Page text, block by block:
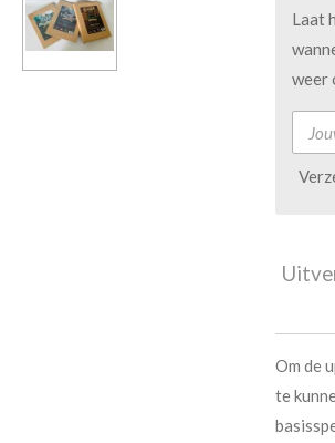
Laat
weer
Om de
te